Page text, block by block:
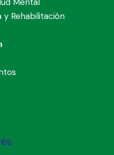
y Rehabilitación